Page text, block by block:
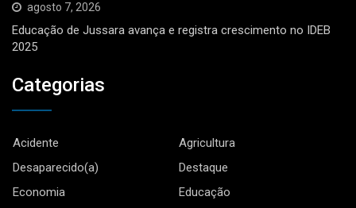
agosto 7, 2026
Educação de Jussara avança e registra crescimento no IDEB
2025
Categorias
Acidente
Agricultura
Desaparecido(a)
Destaque
Economia
Educação